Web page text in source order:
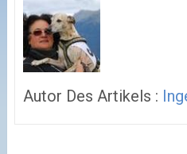
Autor Des Artikels :